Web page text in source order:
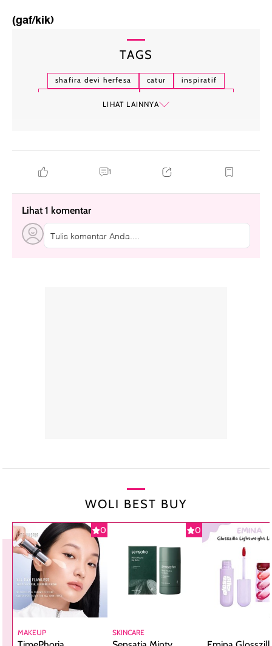
(gaf/kik)
TAGS
shafira devi herfesa catur
inspiratif
LIHAT LAINNYA
1
Lihat 1 komentar
Tulis komentar Anda....
WOLI BEST BUY
0
MAKEUP
0
SKINCARE